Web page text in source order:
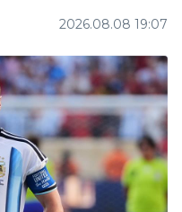
2026.08.08 19:07